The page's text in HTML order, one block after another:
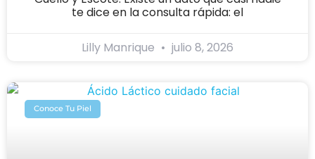
te dice en la consulta rápida: el
Lilly Manrique julio 8, 2026
Conoce Tu Piel